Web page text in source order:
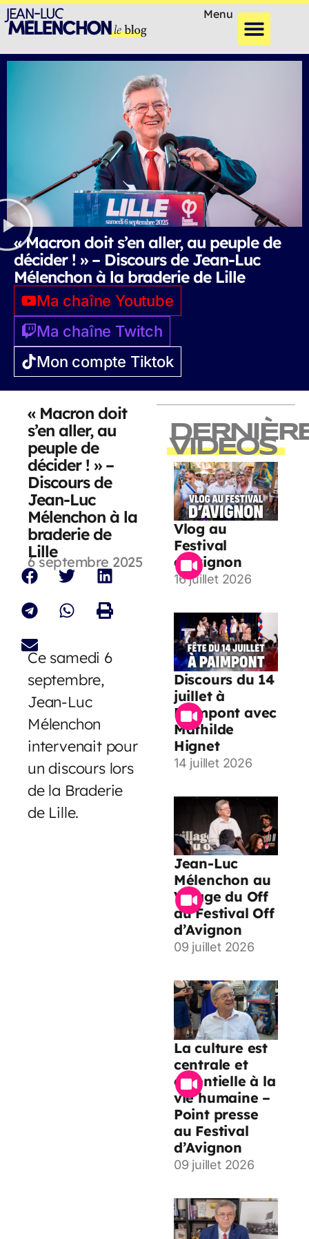
Menu
« Macron doit s’en aller, au peuple de
décider ! » – Discours de Jean-Luc
Mélenchon à la braderie de Lille
Ma chaîne Youtube
Ma chaîne Twitch
Mon compte Tiktok
« Macron doit
s’en aller, au
peuple de
décider ! » –
Discours de
Jean-Luc
Mélenchon à la
braderie de
Lille
6 septembre 2025
Ce samedi 6
septembre,
Jean-Luc
Mélenchon
intervenait pour
un discours lors
de la Braderie
de Lille.
VIDEOS
Vlog au
Festival
d’Avignon
16 juillet 2026
Discours du 14
juillet à
Paimpont avec
Mathilde
Hignet
14 juillet 2026
Jean-Luc
Mélenchon au
Village du Off
du Festival Off
d’Avignon
09 juillet 2026
La culture est
centrale et
essentielle à la
vie humaine –
Point presse
au Festival
d’Avignon
09 juillet 2026